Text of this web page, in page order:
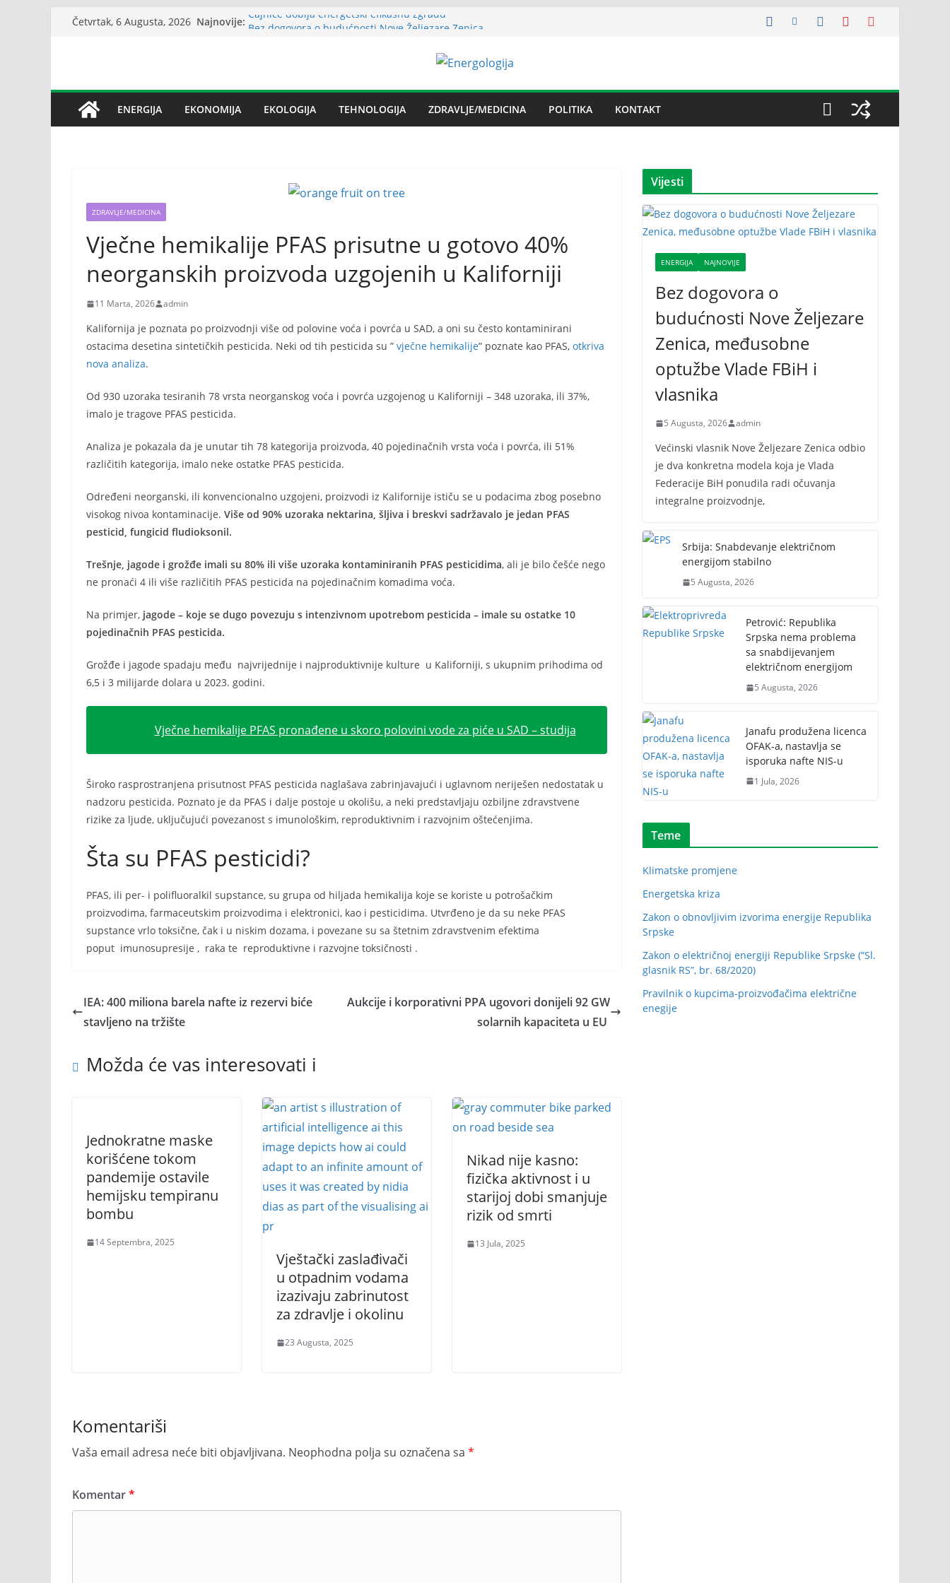
Četvrtak, 6 Augusta, 2026 Najnovije: Čajniče dobija energetski efikasnu zgradu
Srbija: Snabdevanje električnom energijom stabilno
snabdijevanjem električnom energijom
Janafu produžena licenca OFAK-a, nastavlja se isporuka
ENERGIJA EKONOMIJA EKOLOGIJA TEHNOLOGIJA ZDRAVLJE/MEDICINA POLITIKA KONTAKT
ZDRAVLJE/MEDICINA
Vječne hemikalije PFAS prisutne u gotovo 40%
neorganskih proizvoda uzgojenih u Kaliforniji
11 Marta, 2026 admin
Kalifornija je poznata po proizvodnji više od polovine voća i povrća u SAD, a oni su često kontaminirani
ostacima desetina sintetičkih pesticida. Neki od tih pesticida su ” vječne hemikalije” poznate kao PFAS, otkriva
nova analiza.
Od 930 uzoraka tesiranih 78 vrsta neorganskog voća i povrća uzgojenog u Kaliforniji – 348 uzoraka, ili 37%,
imalo je tragove PFAS pesticida.
Analiza je pokazala da je unutar tih 78 kategorija proizvoda, 40 pojedinačnih vrsta voća i povrća, ili 51%
različitih kategorija, imalo neke ostatke PFAS pesticida.
Određeni neorganski, ili konvencionalno uzgojeni, proizvodi iz Kalifornije ističu se u podacima zbog posebno
visokog nivoa kontaminacije. Više od 90% uzoraka nektarina, šljiva i breskvi sadržavalo je jedan PFAS
pesticid, fungicid fludioksonil.
Trešnje, jagode i grožđe imali su 80% ili više uzoraka kontaminiranih PFAS pesticidima, ali je bilo češće nego
ne pronaći 4 ili više različitih PFAS pesticida na pojedinačnim komadima voća.
Na primjer, jagode – koje se dugo povezuju s intenzivnom upotrebom pesticida – imale su ostatke 10
pojedinačnih PFAS pesticida.
Grožđe i jagode spadaju među najvrijednije i najproduktivnije kulture u Kaliforniji, s ukupnim prihodima od
6,5 i 3 milijarde dolara u 2023. godini.
Vječne hemikalije PFAS pronađene u skoro polovini vode za piće u SAD – studija
Široko rasprostranjena prisutnost PFAS pesticida naglašava zabrinjavajući i uglavnom neriješen nedostatak u
nadzoru pesticida. Poznato je da PFAS i dalje postoje u okolišu, a neki predstavljaju ozbiljne zdravstvene
rizike za ljude, uključujući povezanost s imunološkim, reproduktivnim i razvojnim oštećenjima.
Šta su PFAS pesticidi?
PFAS, ili per- i polifluoralkil supstance, su grupa od hiljada hemikalija koje se koriste u potrošačkim
proizvodima, farmaceutskim proizvodima i elektronici, kao i pesticidima. Utvrđeno je da su neke PFAS
supstance vrlo toksične, čak i u niskim dozama, i povezane su sa štetnim zdravstvenim efektima
poput imunosupresije , raka te reproduktivne i razvojne toksičnosti .
IEA: 400 miliona barela nafte iz rezervi biće
stavljeno na tržište
Aukcije i korporativni PPA ugovori donijeli 92 GW
solarnih kapaciteta u EU
Možda će vas interesovati i
Jednokratne maske
korišćene tokom
pandemije ostavile
hemijsku tempiranu
bombu
14 Septembra, 2025
Vještački zaslađivači
u otpadnim vodama
izazivaju zabrinutost
za zdravlje i okolinu
23 Augusta, 2025
Nikad nije kasno:
fizička aktivnost i u
starijoj dobi smanjuje
rizik od smrti
13 Jula, 2025
Komentariši
Vaša email adresa neće biti objavljivana. Neophodna polja su označena sa *
Komentar*
Vijesti
ENERGIJA NAJNOVIJE
Bez dogovora o
budućnosti Nove Željezare
Zenica, međusobne
optužbe Vlade FBiH i
vlasnika
5 Augusta, 2026 admin
Većinski vlasnik Nove Željezare Zenica odbio
je dva konkretna modela koja je Vlada
Federacije BiH ponudila radi očuvanja
integralne proizvodnje,
Srbija: Snabdevanje električnom
energijom stabilno
5 Augusta, 2026
Petrović: Republika
Srpska nema problema
sa snabdijevanjem
električnom energijom
5 Augusta, 2026
Janafu produžena licenca
OFAK-a, nastavlja se
isporuka nafte NIS-u
1 Jula, 2026
Teme
Klimatske promjene
Energetska kriza
Zakon o obnovljivim izvorima energije Republika
Srpske
Zakon o električnoj energiji Republike Srpske (“Sl.
glasnik RS”, br. 68/2020)
Pravilnik o kupcima-proizvođačima električne
enegije